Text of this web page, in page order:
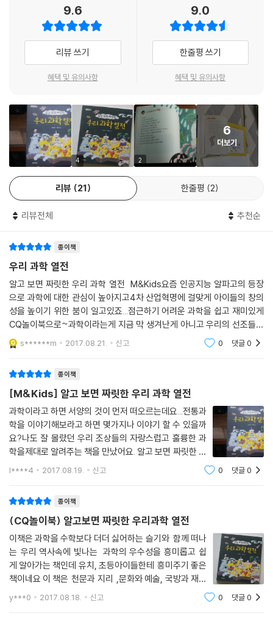
과거 공부는 늘 뒷전이었어.
과거 시험에도 여러 번 떨어졌지.
그랬던 홍대용이 중국 땅으로 여행을 갔다가
청나라 과학자들을 만나면서 눈이 번쩍 뜨였어.
그야말로 참새가 방앗간에 들어간 거지. (본문 42쪽)
과학을 매우 싫어하던 슬기와 최첨단 인공지능 강아지 로봇 마루가 함께
떠나는 흥미로운 과학 여행! 1장에서는 천문과 지리 분야의 과학 발명품들
을 소개하고 있어요. 고인돌, 첨성대, 천상열차분야지도, 자격루, 대동여지
도 등 어느 것 하나 빼놓을 수 없지요. 선사 시대부터 시작된 한 걸음 한 걸
음의 도전이 과학의 발전을 가져왔고, 세상의 이치를 남보다 더 일찍 깨우
어요. 멋스럽고 특별한 우리 문화와 예술도 우수한 과학이 뒷받침하고 있
어요. 불국사, 성덕대왕 신종, 금속 활자 인쇄, 팔만대장경, 한지, 한글 등이
있지요. 3장에서는 국방과 재난을 방어하기 위한 발명품들을 소개합니다.
화약, 측우기, 동의보감, 거북선, 수원 화성 등은 외세의 침략과 원인 모를
병마, 온갖 재난으로부터 나라를 굳건히 지키고, 백성을 안전하게 보살피
기 위해 탄생한 발명품들이에요. 4장에서는 농사직설, 옹기, 온돌 등 생활
전반에서 백성의 살림을 책임지는 발명품들이 등장해요.
들이 탄생하게 된 배경과 연관된 인물들을 함께 소개하고 있어요. 또 미래
한 실험도 있어요. 과학을 싫어하던 슬기가 우리 과학의 우수함을 보고 큰
자부심을 가지고 과학에 대한 흥미를 갖게 된 것처럼 여러분도 뜨거운 열
정과 사명감을 보여 주었던 우리 선조들의 삶을 통해 어떻게 살아가야 할
지 본받고 깨달았으면 좋겠어요.
9.6
리뷰 쓰기
혜택 및 유의사항
9.0
한줄평 쓰기
혜택 및 유의사항
4 2
6
더보기
리뷰 21 한줄평 2
리뷰전체 추천순
종이책
우리 과학 열전
알고 보면 짜릿한 우리 과학 열전 M&Kids요즘 인공지능 알파고의 등장
으로 과학에 대한 관심이 높아지고4차 산업혁명에 걸맞게 아이들의 창의
성을 높이기 위한 붐이 일고있죠...점근하기 어려운 과학을 쉽고 재미있게
CQ놀이북으로~과학이라는게 지금 막 생겨난게 아니고 우리의 선조들에
게도 지금보다 더 훌륭한 역사를 빛낸 과학발명품들도 많이 있죠..대표적
인 과학 발명품들이 탄생
s******m 2017.08.21. 신고 0 댓글0
종이책
[M&Kids] 알고 보면 짜릿한 우리 과학 열전
과학이라고 하면 서양의 것이 먼저 떠오르는데요...전통과
학을 이야기해보라고 하면 몇가지나 이야기 할 수 있을까
요?나도 잘 몰랐던 우리 조상들의 자랑스럽고 훌륭한 과
학을제대로 알려주는 책을 만났어요. 알고 보면 짜릿한 우
리 과학 열전 / M&Kids알파고보다 놀라운 우리 과학 발
l****4 2017.08.19. 신고 0 댓글0
종이책
(CQ놀이북) 알고보면 짜릿한 우리과학 열전
이책은 과학을 수학보다 더더 싫어하는 슬기와 함께 떠나
는 우리 역사속에 빛나는 과학의 우수성을 흥미롭고 쉽
게 알아가는 책인데 유치, 초등아이들한테 흥미주기 좋은
책이네요 이 책은 천문과 지리 ,문화와 예술, 국방과 재난
방어, 다양한 생활로 4장으로 나뉘어 있어요. 한 눈에 목
y***0 2017.08.18. 신고 0 댓글0